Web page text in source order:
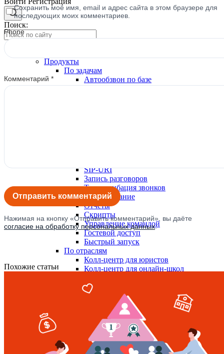
Поиск:
Продукты
По задачам
Автообзвон по базе
Исходящий обзвон
SIP-URI
Запись разговоров
Транскрибация звонков
Суфлирование
Отчёты
Скрипты
Управление командой
Гостевой доступ
Быстрый запуск
По отраслям
Колл-центр для юристов
Колл-центр для онлайн-школ
Виджет для amoCRM
Битрикс24
SMS-центр
ЭнвиБокс
HyperScript
API
AI помощники
Голосовой робот для звонков
Сохранить моё имя, email и адрес сайта в этом браузере для
последующих моих комментариев.
Phone
Комментарий *
Нажимая на кнопку «Отправить комментарий», вы даёте
согласие на обработку персональных данных.
Похожие статьи